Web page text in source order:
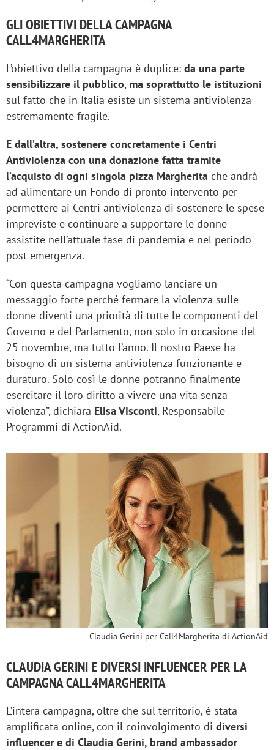
GLI OBIETTIVI DELLA CAMPAGNA
CALL4MARGHERITA
L’obiettivo della campagna è duplice: da una parte
sensibilizzare il pubblico, ma soprattutto le istituzioni
sul fatto che in Italia esiste un sistema antiviolenza
estremamente fragile.
E dall’altra, sostenere concretamente i Centri
Antiviolenza con una donazione fatta tramite
l’acquisto di ogni singola pizza Margherita che andrà
ad alimentare un Fondo di pronto intervento per
permettere ai Centri antiviolenza di sostenere le spese
impreviste e continuare a supportare le donne
assistite nell’attuale fase di pandemia e nel periodo
post-emergenza.
“Con questa campagna vogliamo lanciare un
messaggio forte perché fermare la violenza sulle
donne diventi una priorità di tutte le componenti del
Governo e del Parlamento, non solo in occasione del
25 novembre, ma tutto l’anno. Il nostro Paese ha
bisogno di un sistema antiviolenza funzionante e
duraturo. Solo così le donne potranno finalmente
esercitare il loro diritto a vivere una vita senza
violenza”, dichiara Elisa Visconti, Responsabile
Programmi di ActionAid.
Claudia Gerini per Call4Margherita di ActionAid
CLAUDIA GERINI E DIVERSI INFLUENCER PER LA
CAMPAGNA CALL4MARGHERITA
L’intera campagna, oltre che sul territorio, è stata
amplificata online, con il coinvolgimento di diversi
influencer e di Claudia Gerini, brand ambassador